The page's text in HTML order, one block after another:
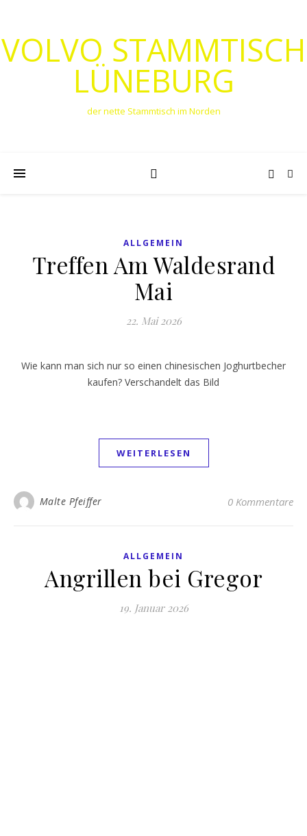
VOLVO STAMMTISCH
LÜNEBURG
der nette Stammtisch im Norden
ALLGEMEIN
Treffen Am Waldesrand
Mai
22. Mai 2026
Wie kann man sich nur so einen chinesischen Joghurtbecher
kaufen? Verschandelt das Bild
WEITERLESEN
Malte Pfeiffer 0 Kommentare
ALLGEMEIN
Angrillen bei Gregor
19. Januar 2026